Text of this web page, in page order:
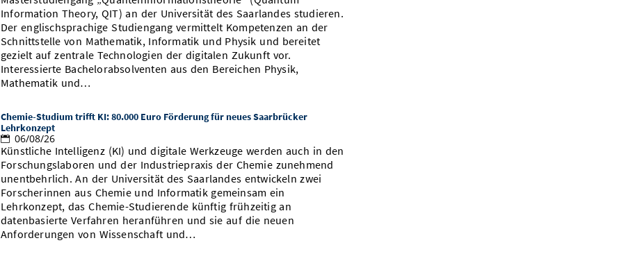
Information Theory, QIT) an der Universität des Saarlandes studieren.
Der englischsprachige Studiengang vermittelt Kompetenzen an der
Schnittstelle von Mathematik, Informatik und Physik und bereitet
gezielt auf zentrale Technologien der digitalen Zukunft vor.
Interessierte Bachelorabsolventen aus den Bereichen Physik,
Mathematik und…
Chemie-Studium trifft KI: 80.000 Euro Förderung für neues Saarbrücker
Lehrkonzept
06/08/26
Künstliche Intelligenz (KI) und digitale Werkzeuge werden auch in den
Forschungslaboren und der Industriepraxis der Chemie zunehmend
unentbehrlich. An der Universität des Saarlandes entwickeln zwei
Forscherinnen aus Chemie und Informatik gemeinsam ein
Lehrkonzept, das Chemie-Studierende künftig frühzeitig an
datenbasierte Verfahren heranführen und sie auf die neuen
Anforderungen von Wissenschaft und…